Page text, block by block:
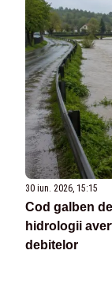
30 iun. 2026, 15:15
Cod galben
hidrologii
debitelor